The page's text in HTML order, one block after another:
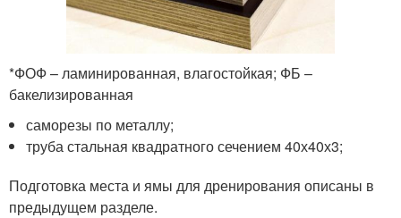
*ФОФ – ламинированная, влагостойкая; ФБ –
бакелизированная
саморезы по металлу;
труба стальная квадратного сечением 40х40х3;
Подготовка места и ямы для дренирования описаны в
предыдущем разделе.